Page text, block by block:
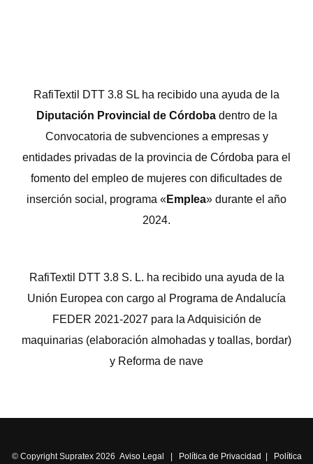
RafiTextil DTT 3.8 SL ha recibido una ayuda de la
Diputación Provincial de Córdobadentro de la
Convocatoria de subvenciones a empresas y
entidades privadas de la provincia de Córdoba para el
fomento del empleo de mujeres con dificultades de
inserción social, programa «Emplea» durante el año
2024.
RafiTextil DTT 3.8 S. L. ha recibido una ayuda de la
Unión Europea con cargo al Programa de Andalucía
FEDER 2021-2027 para la Adquisición de
maquinarias (elaboración almohadas y toallas, bordar)
y Reforma de nave
© Copyright Supratex 2026 Aviso Legal Política de Privacidad Política